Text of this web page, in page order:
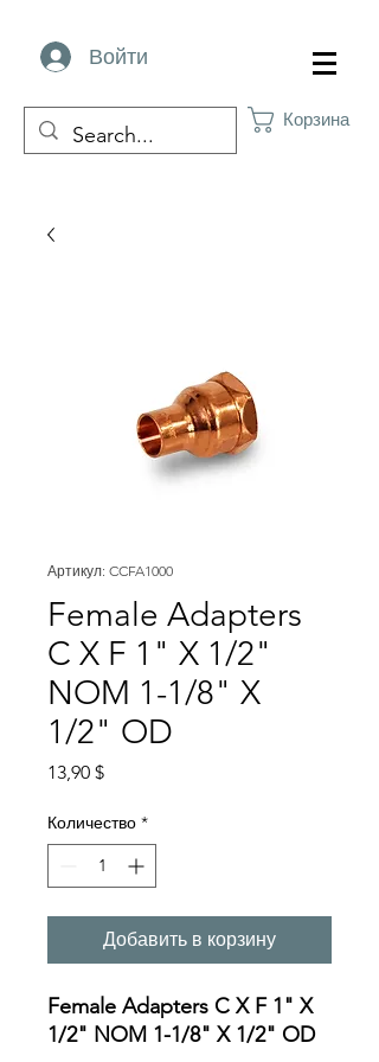
Войти
Корзина
Артикул: CCFA1000
Female Adapters
C X F 1" X 1/2"
NOM 1-1/8" X
1/2" OD
13,90 $Цена
Количество *
Добавить в корзину
Female Adapters C X F 1" X
1/2" NOM 1-1/8" X 1/2" OD